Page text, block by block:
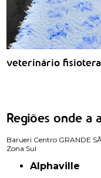
veterinário
Regiões onde a
Barueri Centro GRANDE
Zona Sul
Alphaville